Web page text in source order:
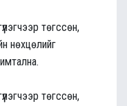
төгссөн,
нөхцөлийг
төгссөн,